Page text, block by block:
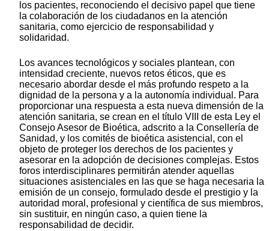
los pacientes, reconociendo el decisivo papel que tiene
la colaboración de los ciudadanos en la atención
sanitaria, como ejercicio de responsabilidad y
solidaridad.
Los avances tecnológicos y sociales plantean, con
intensidad creciente, nuevos retos éticos, que es
necesario abordar desde el más profundo respeto a la
dignidad de la persona y a la autonomía individual. Para
proporcionar una respuesta a esta nueva dimensión de la
atención sanitaria, se crean en el título VIII de esta Ley el
Consejo Asesor de Bioética, adscrito a la Consellería de
Sanidad, y los comités de bioética asistencial, con el
objeto de proteger los derechos de los pacientes y
asesorar en la adopción de decisiones complejas. Estos
foros interdisciplinares permitirán atender aquellas
situaciones asistenciales en las que se haga necesaria la
emisión de un consejo, formulado desde el prestigio y la
autoridad moral, profesional y científica de sus miembros,
sin sustituir, en ningún caso, a quien tiene la
responsabilidad de decidir.